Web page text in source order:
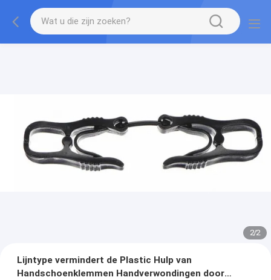
2/2
Lijntype vermindert de Plastic Hulp van
Handschoenklemmen Handverwondingen door